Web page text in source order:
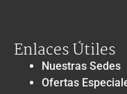
Enlaces Útiles
Nuestras Sedes
Ofertas